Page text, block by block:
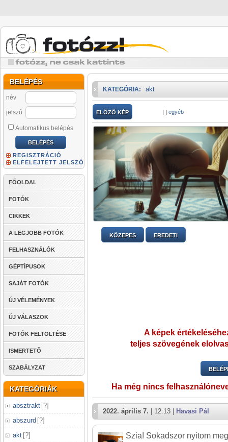
BELÉPÉS
név
jelszó
Automatikus belépés
REGISZTRÁCIÓ
ELFELEJTETT JELSZÓ
FŐOLDAL
FOTÓK
CIKKEK
A LEGJOBB FOTÓK
FELHASZNÁLÓK
GÉPTÍPUSOK
SAJÁT FOTÓK
ÚJ VÉLEMÉNYEK
ÚJ VÁLASZOK
FOTÓK FELTÖLTÉSE
ISMERTETŐ
SZABÁLYZAT
KATEGÓRIÁK
absztrakt [?]
abszurd [?]
akt [?]
KATEGÓRIA: akt
ELŐZŐ KÉP | | egyéb
KÖZEPES EREDETI
A képek
teljes szövegének
Ha még nincs
2022. április 7. | 12:13 | Havasi Pál
Szia! Sokadszor nyitom